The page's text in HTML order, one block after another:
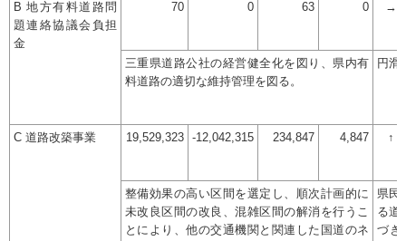
B 地方有料道路問
題連絡協議会負担
金
70 0 63 0 →
三重県道路公社の経営健全化を図り、県内有
料道路の適切な維持管理を図る。
円滑
C 道路改築事業 19,529,323 -12,042,315 234,847 4,847 ↑
整備効果の高い区間を選定し、順次計画的に
未改良区間の改良、混雑区間の解消を行うこ
とにより、他の交通機関と関連した国道のネ
県民
る道
づき